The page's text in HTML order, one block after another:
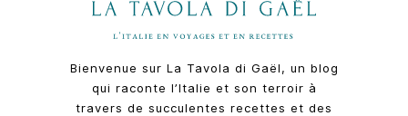
Bienvenue sur La Tavola di Gaël, un blog
qui raconte l’Italie et son terroir à
travers de succulentes recettes et des